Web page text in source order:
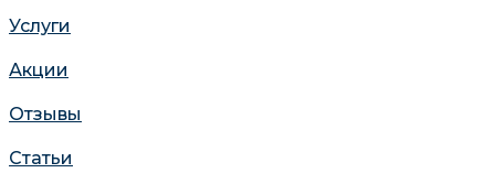
Услуги
Акции
Отзывы
Статьи